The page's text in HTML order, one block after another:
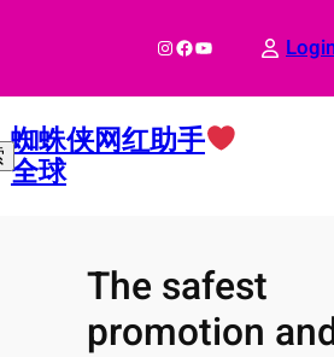
InstagramFacebook YouTube
蜘蛛侠网红助手
全球
The safest
promotion